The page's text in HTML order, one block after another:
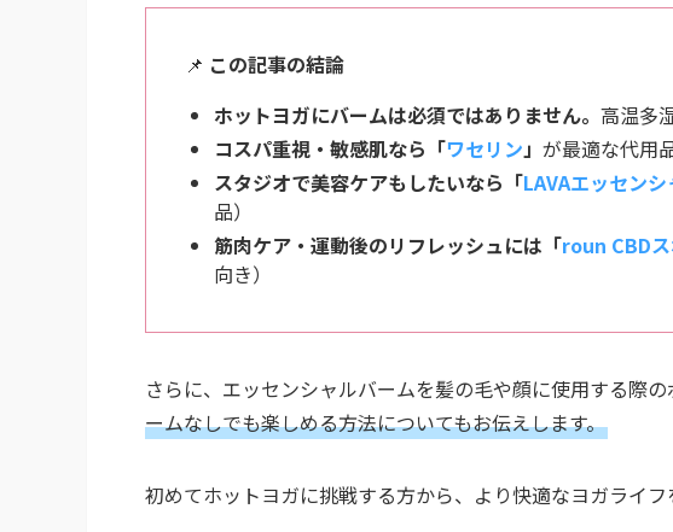
📌 この記事の結論
ホットヨガにバームは必須ではありません。 高温多
コスパ重視・敏感肌なら「ワセリン」 が最適な代用
スタジオで美容ケアもしたいなら「LAVAエッセン
品）
筋肉ケア・運動後のリフレッシュには「roun CBD
向き）
さらに、エッセンシャルバームを髪の毛や顔に使用する際の
ームなしでも楽しめる方法についてもお伝えします。
初めてホットヨガに挑戦する方から、より快適なヨガライ